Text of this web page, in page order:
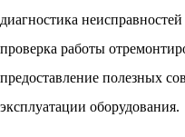
диагностика
проверка работы
предоставление полезных
эксплуатации оборудования.